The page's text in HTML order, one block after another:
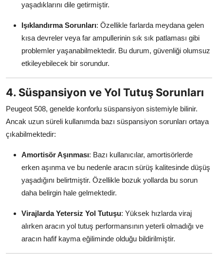
yaşadıklarını dile getirmiştir.
Işıklandırma Sorunları: Özellikle farlarda meydana gelen
kısa devreler veya far ampullerinin sık sık patlaması gibi
problemler yaşanabilmektedir. Bu durum, güvenliği olumsuz
etkileyebilecek bir sorundur.
4. Süspansiyon ve Yol Tutuş Sorunları
Peugeot 508, genelde konforlu süspansiyon sistemiyle bilinir.
Ancak uzun süreli kullanımda bazı süspansiyon sorunları ortaya
çıkabilmektedir:
Amortisör Aşınması: Bazı kullanıcılar, amortisörlerde
erken aşınma ve bu nedenle aracın sürüş kalitesinde düşüş
yaşadığını belirtmiştir. Özellikle bozuk yollarda bu sorun
daha belirgin hale gelmektedir.
Virajlarda Yetersiz Yol Tutuşu: Yüksek hızlarda viraj
alırken aracın yol tutuş performansının yeterli olmadığı ve
aracın hafif kayma eğiliminde olduğu bildirilmiştir.